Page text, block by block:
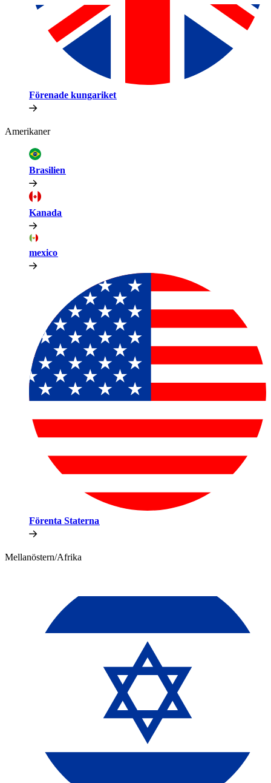
Förenade kungariket​​
Amerikaner​​
Brasilien​​
Kanada​​
mexico​​
Förenta Staterna​​
Mellanöstern/Afrika​​